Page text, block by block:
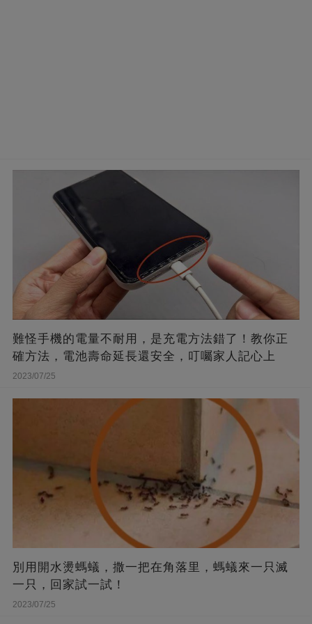
難怪手機的電量不耐用，是充電方法錯了！教你正
確方法，電池壽命延長還安全，叮囑家人記心上
2023/07/25
別用開水燙螞蟻，撒一把在角落里，螞蟻來一只滅
一只，回家試一試！
2023/07/25